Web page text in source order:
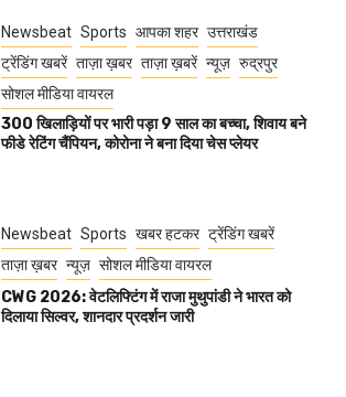
Newsbeat Sports आपका शहर उत्तराखंड
ट्रेंडिंग खबरें ताज़ा ख़बर ताज़ा ख़बरें न्यूज़ रुद्रपुर
सोशल मीडिया वायरल
300 खिलाड़ियों पर भारी पड़ा 9 साल का बच्चा, शिवाय बने
फीडे रेटिंग चैंपियन, कोरोना ने बना दिया चेस प्लेयर
Newsbeat Sports खबर हटकर ट्रेंडिंग खबरें
ताज़ा ख़बर न्यूज़ सोशल मीडिया वायरल
CWG 2026: वेटलिफ्टिंग में राजा मुथुपांडी ने भारत को
दिलाया सिल्वर, शानदार प्रदर्शन जारी